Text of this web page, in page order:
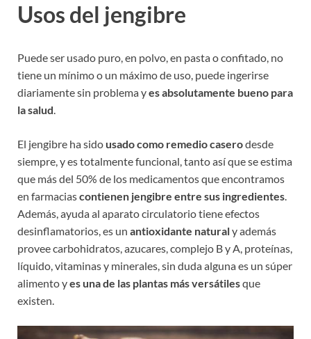
Usos del jengibre
Puede ser usado puro, en polvo, en pasta o confitado, no
tiene un mínimo o un máximo de uso, puede ingerirse
diariamente sin problema yes absolutamente bueno para
la salud.
El jengibre ha sido usado como remedio caserodesde
siempre, y es totalmente funcional, tanto así que se estima
que más del 50% de los medicamentos que encontramos
en farmaciascontienen jengibre entre sus ingredientes.
Además, ayuda al aparato circulatorio tiene efectos
desinflamatorios, es un antioxidante naturaly además
provee carbohidratos, azucares, complejo B y A, proteínas,
líquido, vitaminas y minerales, sin duda alguna es un súper
alimento yes una de las plantas más versátilesque
existen.